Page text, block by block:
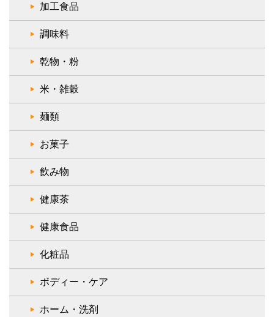
加工食品
調味料
乾物・粉
米・雑穀
麺類
お菓子
飲み物
健康茶
健康食品
化粧品
ボディー・ケア
ホーム・洗剤